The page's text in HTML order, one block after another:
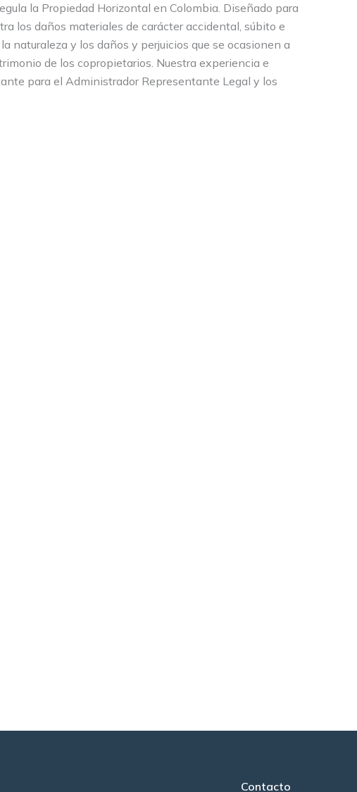
la Propiedad Horizontal en Colombia. Diseñado para
los daños materiales de carácter accidental, súbito e
naturaleza y los daños y perjuicios que se ocasionen a
de los copropietarios. Nuestra experiencia e
para el Administrador Representante Legal y los
Contacto